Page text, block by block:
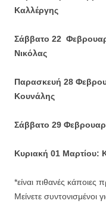
Καλλέργης
Σάββατο 22
Νικόλας
Παρασκευή 28
Κουνάλης
Σάββατο 29
Κυριακή 01 Μαρτίου:
*είναι πιθανές
Μείνετε συντονισμένοι